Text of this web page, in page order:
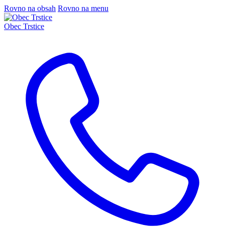
Rovno na obsah Rovno na menu
Obec Trstice